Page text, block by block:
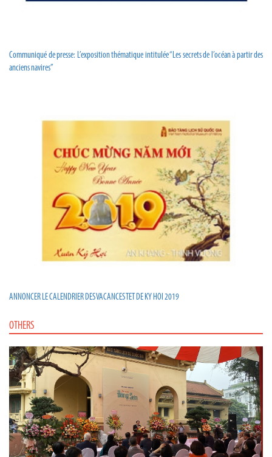
Communiqué de presse: L’exposition thématique intitulée “Les secrets de l’océan à partir des
anciens navires”
ANNONCER LE CALENDRIER DES VACANCES TET DE KY HOI 2019
OTHERS